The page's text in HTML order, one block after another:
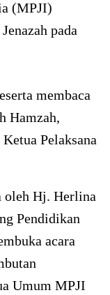
(MPJI)
pada
membaca
Hamzah,
Pelaksana
oleh Hj. Herlina
Pendidikan
acara
Umum MPJI